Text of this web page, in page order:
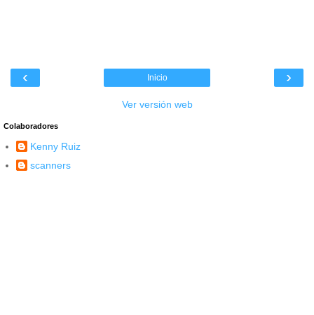
‹ ›
Inicio
Ver versión web
Colaboradores
Kenny Ruiz
scanners